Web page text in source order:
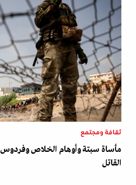
ثقافة ومجتمع
مأساة سبتة وأوهام الخلاص وفردوس
القاتل